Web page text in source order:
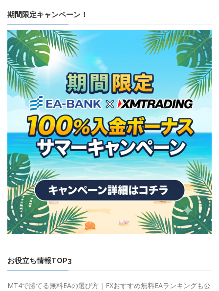
期間限定キャンペーン！
お役立ち情報TOP3
MT4で勝てる無料EAの選び方｜FXおすすめ無料EAランキングも公